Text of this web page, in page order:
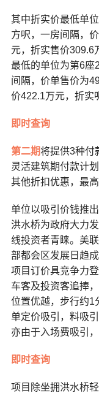
其中折实价最低单
方呎，一房间隔，
元，折实售价309.6
最低的单位为第6座
间隔，价单售价为
价422.1万元，折实
即时查询
第二期将提供3种付
灵活建筑期付款计
其他折扣优惠，最高
单位以吸引价钱推
洪水桥为政府大力
线投资者青睐。美
部都会区发展日趋
项目订价具竞争力
车客及投资客追捧
位置优越，步行约1
单定价吸引，料吸
亦由于入场费吸引
即时查询
项目除坐拥洪水桥